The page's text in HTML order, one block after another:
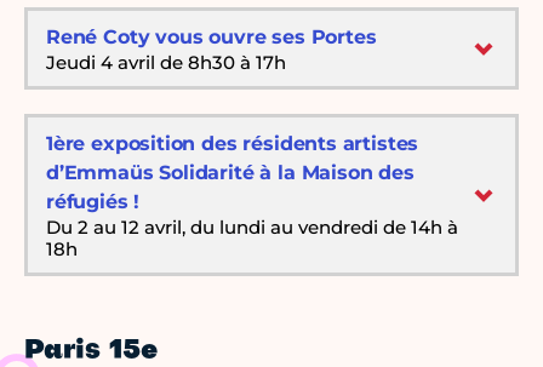
René Coty vous ouvre ses Portes
Jeudi 4 avril de 8h30 à 17h
1ère exposition des résidents artistes
d’Emmaüs Solidarité à la Maison des
réfugiés !
Du 2 au 12 avril, du lundi au vendredi de 14h à
18h
Paris 15e